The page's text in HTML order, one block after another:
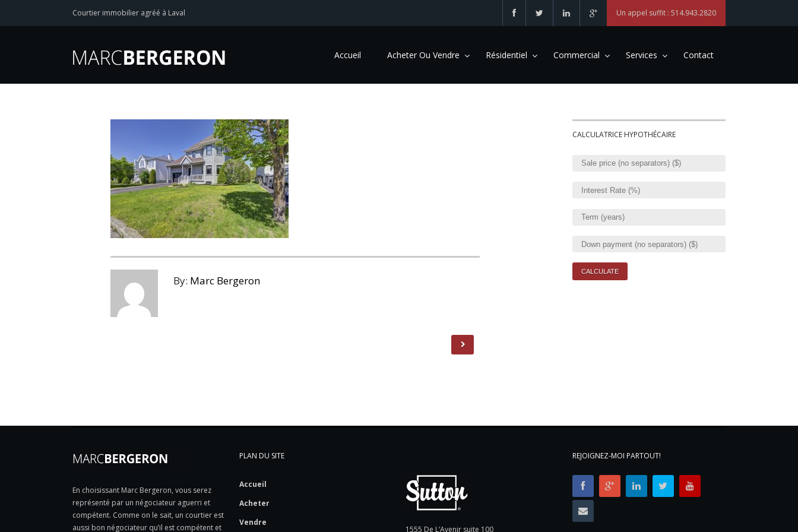
Courtier immobilier agréé à Laval Un appel suffit : 514.943.2820
Accueil Acheter Ou Vendre Résidentiel Commercial Services Contact
By: Marc Bergeron
CALCULATRICE HYPOTHÉCAIRE
En choisissant Marc Bergeron, vous serez
représenté par un négociateur aguerri et
compétent. Comme on le sait, un courtier est
aussi bon négociateur qu’il est compétent et
PLAN DU SITE
Accueil
Acheter
Vendre
1555 De L’Avenir suite 100
REJOIGNEZ-MOI PARTOUT!